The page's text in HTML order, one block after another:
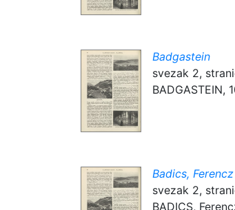
Badgastein
svezak 2,
BADGASTEIN,
Badics, Ferencz
svezak 2,
BADICS,